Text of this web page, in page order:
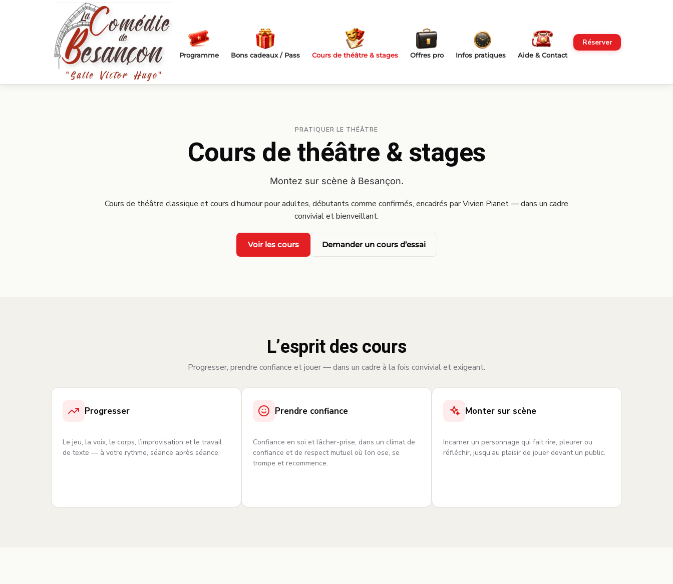
Passer au contenu principal
Programme Bons cadeaux / Pass Cours de théâtre & stages Offres pro Infos pratiques Aide & Contact
Réserver
PRATIQUER LE THÉÂTRE
Cours de théâtre & stages
Montez sur scène à Besançon.
Cours de théâtre classique et cours d’humour pour adultes, débutants comme confirmés, encadrés par Vivien Pianet — dans un cadre
convivial et bienveillant.
Voir les cours Demander un cours d’essai
L’esprit des cours
Progresser, prendre confiance et jouer — dans un cadre à la fois convivial et exigeant.
Progresser
Le jeu, la voix, le corps, l’improvisation et le travail
de texte — à votre rythme, séance après séance.
Prendre confiance
Confiance en soi et lâcher-prise, dans un climat de
confiance et de respect mutuel où l’on ose, se
trompe et recommence.
Monter sur scène
Incarner un personnage qui fait rire, pleurer ou
réfléchir, jusqu’au plaisir de jouer devant un public.